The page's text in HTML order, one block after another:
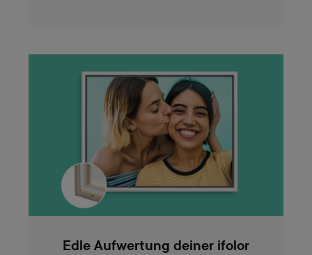
Edle Aufwertung deiner ifolor